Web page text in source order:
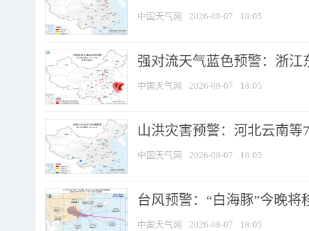
中国天气网 2026-08-07 18:05
强对流天气蓝色预警：浙江
中国天气网 2026-08-07 18:05
山洪灾害预警：河北云南
中国天气网 2026-08-07 18:05
台风预警：“白海豚”今晚将
中国天气网 2026-08-07 18:05